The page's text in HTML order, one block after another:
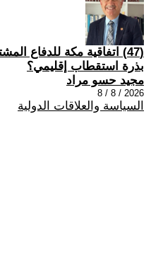
(47) اتفاقية مكة للدفاع
بذرة استقطاب إقليمي؟
مجيد حسو مراد
2026 / 8 / 8
السياسة والعلاقات الدولية